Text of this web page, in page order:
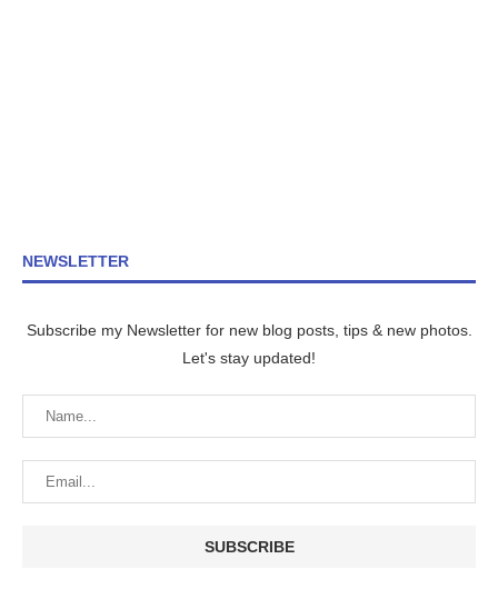
NEWSLETTER
Subscribe my Newsletter for new blog posts, tips & new photos.
Let's stay updated!